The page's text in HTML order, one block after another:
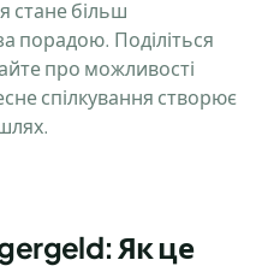
стане більш
порадою. Поділіться
про можливості
спілкування створює
Як це